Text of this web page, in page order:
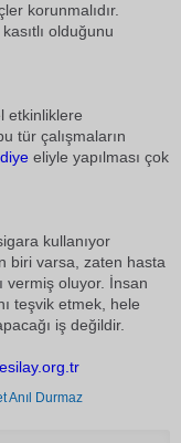
korunmalıdır.
olduğunu
etkinliklere
tür çalışmaların
eliyle yapılması çok
kullanıyor
biri varsa, zaten hasta
vermiş oluyor. İnsan
teşvik etmek, hele
iş değildir.
Anıl Durmaz